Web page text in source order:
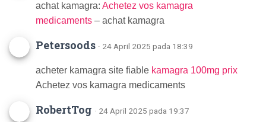
achat kamagra: Achetez vos kamagra
medicaments – achat kamagra
Petersoods · 24 April 2025 pada 18:39
acheter kamagra site fiable kamagra 100mg prix
Achetez vos kamagra medicaments
RobertTog · 24 April 2025 pada 19:37